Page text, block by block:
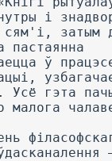
і
сям'і, затым
пастаянна
ў
Усё гэта
малога